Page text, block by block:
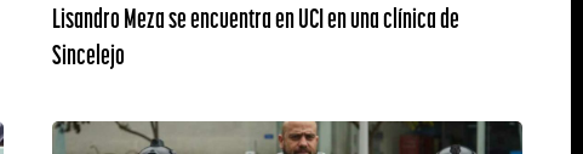
Lisandro Meza se encuentra en UCI en una clínica de
Sincelejo